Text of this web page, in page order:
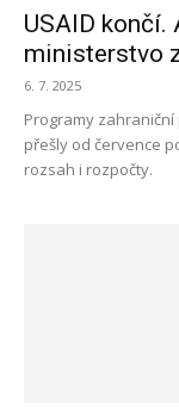
USAID končí.
ministerstvo
6. 7. 2025
Programy zahraniční
přešly od července
rozsah i rozpočty.